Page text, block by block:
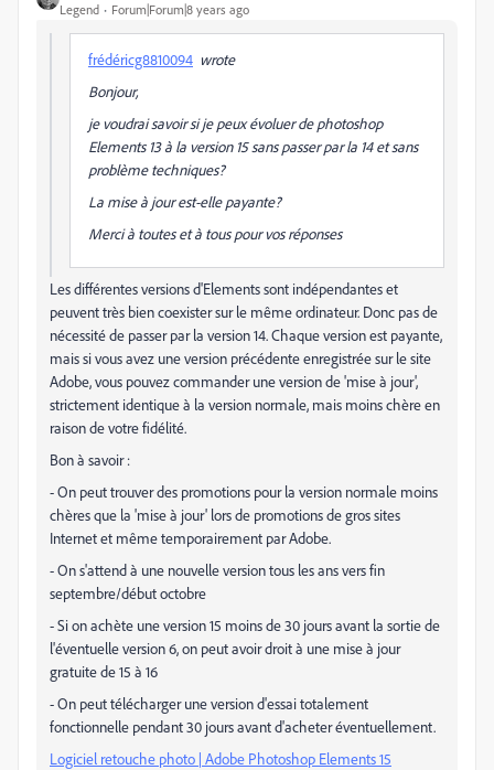
Legend Forum|Forum|8 years ago
frédéricg8810094 wrote
Bonjour,
je voudrai savoir si je peux évoluer de photoshop
Elements 13 à la version 15 sans passer par la 14 et sans
problème techniques?
La mise à jour est-elle payante?
Merci à toutes et à tous pour vos réponses
Les différentes versions d'Elements sont indépendantes et
peuvent très bien coexister sur le même ordinateur. Donc pas de
nécessité de passer par la version 14. Chaque version est payante,
mais si vous avez une version précédente enregistrée sur le site
Adobe, vous pouvez commander une version de 'mise à jour',
strictement identique à la version normale, mais moins chère en
raison de votre fidélité.
Bon à savoir :
- On peut trouver des promotions pour la version normale moins
chères que la 'mise à jour' lors de promotions de gros sites
Internet et même temporairement par Adobe.
- On s'attend à une nouvelle version tous les ans vers fin
septembre/début octobre
- Si on achète une version 15 moins de 30 jours avant la sortie de
l'éventuelle version 6, on peut avoir droit à une mise à jour
gratuite de 15 à 16
- On peut télécharger une version d'essai totalement
fonctionnelle pendant 30 jours avant d'acheter éventuellement.
Logiciel retouche photo | Adobe Photoshop Elements 15